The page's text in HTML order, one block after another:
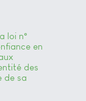
loi n°
en
des
de sa